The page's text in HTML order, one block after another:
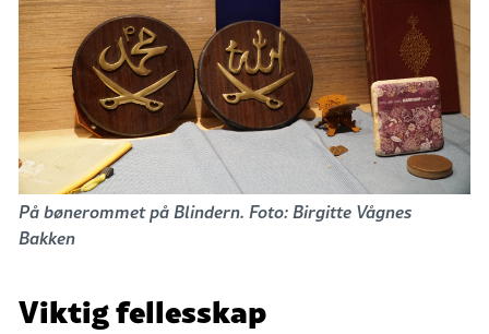
På bønerommet på Blindern. Foto: Birgitte Vågnes
Bakken
Viktig fellesskap